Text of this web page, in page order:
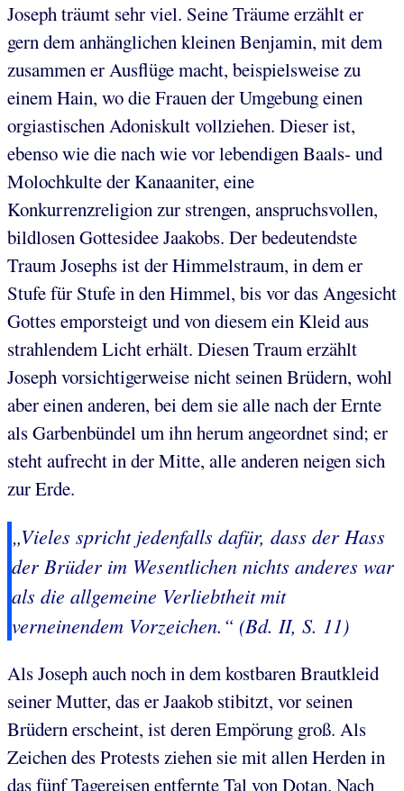
Joseph träumt sehr viel. Seine Träume erzählt er
gern dem anhänglichen kleinen Benjamin, mit dem
zusammen er Ausflüge macht, beispielsweise zu
einem Hain, wo die Frauen der Umgebung einen
orgiastischen Adoniskult vollziehen. Dieser ist,
ebenso wie die nach wie vor lebendigen Baals- und
Molochkulte der Kanaaniter, eine
Konkurrenzreligion zur strengen, anspruchsvollen,
bildlosen Gottesidee Jaakobs. Der bedeutendste
Traum Josephs ist der Himmelstraum, in dem er
Stufe für Stufe in den Himmel, bis vor das Angesicht
Gottes emporsteigt und von diesem ein Kleid aus
strahlendem Licht erhält. Diesen Traum erzählt
Joseph vorsichtigerweise nicht seinen Brüdern, wohl
aber einen anderen, bei dem sie alle nach der Ernte
als Garbenbündel um ihn herum angeordnet sind; er
steht aufrecht in der Mitte, alle anderen neigen sich
zur Erde.
„Vieles spricht jedenfalls dafür, dass der Hass
der Brüder im Wesentlichen nichts anderes war
als die allgemeine Verliebtheit mit
verneinendem Vorzeichen.“ (Bd. II, S. 11)
Als Joseph auch noch in dem kostbaren Brautkleid
seiner Mutter, das er Jaakob stibitzt, vor seinen
Brüdern erscheint, ist deren Empörung groß. Als
Zeichen des Protests ziehen sie mit allen Herden in
das fünf Tagereisen entfernte Tal von Dotan. Nach